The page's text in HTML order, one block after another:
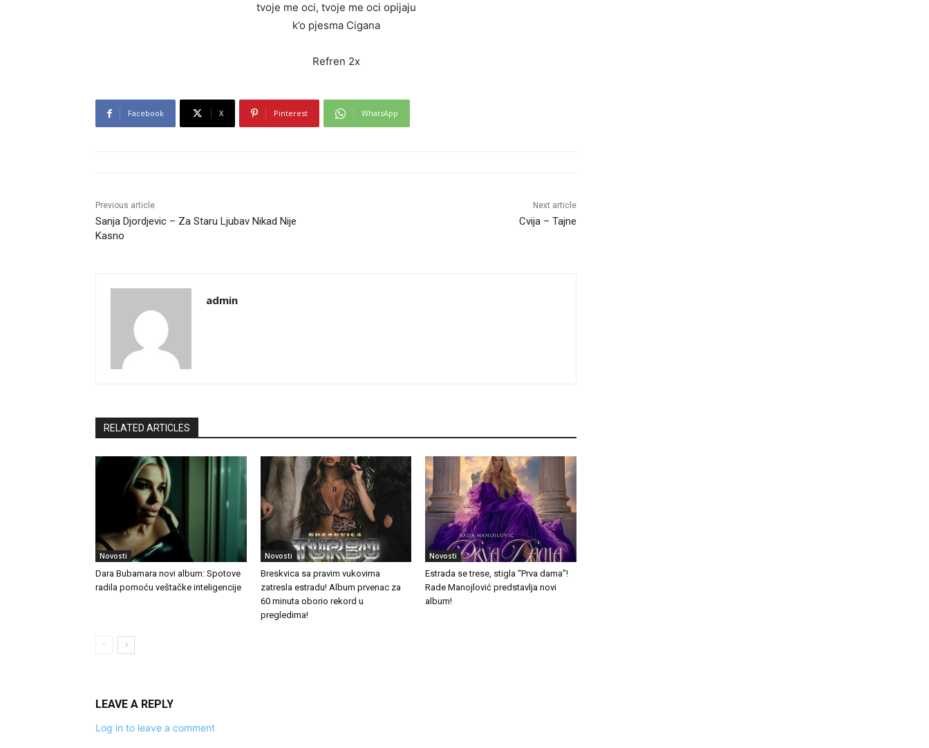
tvoje me oci, tvoje me oci opijaju
k’o pjesma Cigana
Refren 2x
Facebook X Pinterest WhatsApp
Previous article
Sanja Djordjevic – Za Staru Ljubav Nikad Nije
Kasno
Next article
Cvija – Tajne
admin
RELATED ARTICLES
Novosti
Dara Bubamara novi album: Spotove
radila pomoću veštačke inteligencije
Novosti
Breskvica sa pravim vukovima
zatresla estradu! Album prvenac za
60 minuta oborio rekord u
pregledima!
Novosti
Estrada se trese, stigla “Prva dama”!
Rade Manojlović predstavlja novi
album!
LEAVE A REPLY
Log in to leave a comment